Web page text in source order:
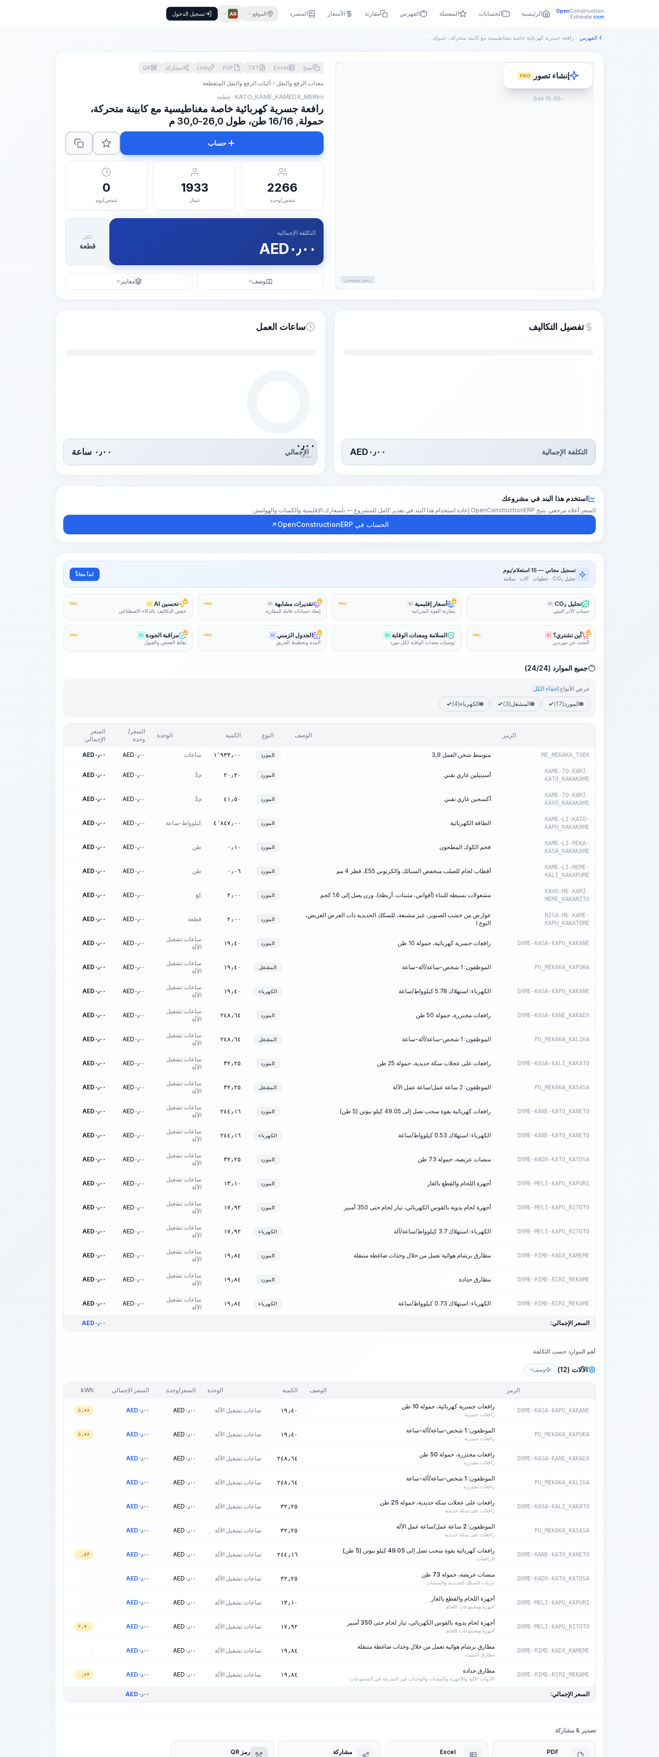
OpenConstruction
Estimate.com الرئيسية الحسابات المفضلة الفهرس مقارنة الأسعار المسرد الموقع AR تسجيل الدخول
الفهرس رافعة جسرية كهربائية خاصة مغناطيسية مع كابينة متحركة، حمولة,...
رسم توضيحي
إنشاء تصور PRO
~15-30 Sek.
نسخ Excel
TXT
PDF
Link مشاركة QR
معدات الرفع والنقل
آليات الرفع والنقل المتقطعة
KATO_KAME_KAMEDX_MERIm · قطعة
رافعة جسرية كهربائية خاصة مغناطيسية مع كابينة متحركة،
حمولة, 16/16 طن، طول 26,0-30,0 م
حساب
2266
شخص/وحدة
1933
عمال
0
شخص/يوم
التكلفة الإجمالية
AED٠٫٠٠
لكل
قطعة
وصفKI معايير KI
تفصيل التكاليف
التكلفة الإجمالية AED٠٫٠٠
ساعات العمل
٠٫٠٠
ساعة
الإجمالي ٠٫٠٠ ساعة
استخدم هذا البند في مشروعك
السعر أعلاه مرجعي. يتيح OpenConstructionERP إعادة استخدام هذا البند في تقدير كامل للمشروع — بأسعارك الإقليمية والكميات والهوامش.
الحساب في OpenConstructionERP
تسجيل مجاني — 15 استعلام/يوم
تحليل CO₂ · خطوات · آلات · سلامة
ابدأ مجاناً
تحليل CO₂ KI
حساب الأثر البيئي
أسعار إقليمية KI
PRO
مقارنة القوة الشرائية
تقديرات مشابهة KI
PRO
إيجاد حسابات قابلة للمقارنة
تحسين AI KI
PRO
خفض التكاليف بالذكاء الاصطناعي
أين تشتري؟ KI
PRO
البحث عن موردين
السلامة ومعدات الوقاية KI
توصيات معدات الوقاية لكل مورد
الجدول الزمني KI
PRO
المدة وتخطيط الفريق
مراقبة الجودة KI
PRO
نقاط الفحص والقبول
جميع الموارد (24/24)
عرض الأنواع:إخفاء الكل
المورد(17) المشغل(3) الكهرباء(4)
الرمز الوصف النوع الكمية الوحدة
السعر/
وحدة
السعر
الإجمالي
ME_MEKAKA_TODX متوسط شحن العمل 3,9 المورد ١٬٩٣٣٫٠٠ ساعات AED ٠٫٠٠ AED ٠٫٠٠
KAME-TO-KARI-
KATO_KAKAKAME
أسيتيلين غازي تقني المورد ٢٠٫٢٠ م3 AED ٠٫٠٠ AED ٠٫٠٠
KAME-TO-KARI-
KAVO_KAKAKAME
أكسجين غازي تقني المورد ٤١٫٥٠ م3 AED ٠٫٠٠ AED ٠٫٠٠
KAME-LI-KATO-
KAPU_KAKAKAME
الطاقة الكهربائية المورد ٤٬٨٤٧٫٠٠ كيلوواط-ساعة AED ٠٫٠٠ AED ٠٫٠٠
KAME-LI-MEKA-
KASA_KAKAKAME
فحم الكوك المطحون المورد ٠٫١٠ طن AED ٠٫٠٠ AED ٠٫٠٠
KAME-LI-MEME-
KALI_KAKAPUME
أقطاب لحام للصلب منخفض السبائك والكربوني E55، قطر 4 مم المورد ٠٫٠٦ طن AED ٠٫٠٠ AED ٠٫٠٠
KAVO-ME-KARI-
MEME_KAKARITO
مشغولات بسيطة للبناء (أقواس، مثبتات، أربطة)، وزن يصل إلى 1.6 كجم المورد ٢٫٠٠ كغ AED ٠٫٠٠ AED ٠٫٠٠
RISA-ME-KAME-
KAPU_KAKATOME
عوارض من خشب الصنوبر، غير مشبعة، للسكك الحديدية ذات العرض العريض،
النوع I
المورد ٢٫٠٠ قطعة AED ٠٫٠٠ AED ٠٫٠٠
DXME-KASA-KAPU_KAKANE رافعات جسرية كهربائية، حمولة 10 طن المورد ١٩٫٤٠
ساعات تشغيل
الآلة
AED ٠٫٠٠ AED ٠٫٠٠
PU_MEKAKA_KAPUKA الموظفون: 1 شخص-ساعة/آلة-ساعة المشغل ١٩٫٤٠
ساعات تشغيل
الآلة
AED ٠٫٠٠ AED ٠٫٠٠
DXME-KASA-KAPU_KAKANE الكهرباء: استهلاك 5.78 كيلوواط/ساعة الكهرباء ١٩٫٤٠
ساعات تشغيل
الآلة
AED ٠٫٠٠ AED ٠٫٠٠
DXME-KASA-KANE_KAKADX رافعات مجنزرة، حمولة 50 طن المورد ٢٤٨٫٦٤
ساعات تشغيل
الآلة
AED ٠٫٠٠ AED ٠٫٠٠
PU_MEKAKA_KALIKA الموظفون: 1 شخص-ساعة/آلة-ساعة المشغل ٢٤٨٫٦٤
ساعات تشغيل
الآلة
AED ٠٫٠٠ AED ٠٫٠٠
DXME-KASA-KALI_KAKATO رافعات على عجلات سكة حديدية، حمولة 25 طن المورد ٣٢٫٢٥
ساعات تشغيل
الآلة
AED ٠٫٠٠ AED ٠٫٠٠
PU_MEKAKA_KASASA الموظفون: 2 ساعة عمل/ساعة عمل الآلة المشغل ٣٢٫٢٥
ساعات تشغيل
الآلة
AED ٠٫٠٠ AED ٠٫٠٠
DXME-KANE-KATO_KANETO رافعات كهربائية بقوة سحب تصل إلى 49.05 كيلو نيوتن (5 طن) المورد ٢٤٤٫١٦
ساعات تشغيل
الآلة
AED ٠٫٠٠ AED ٠٫٠٠
DXME-KANE-KATO_KANETO الكهرباء: استهلاك 0.53 كيلوواط/ساعة الكهرباء ٢٤٤٫١٦
ساعات تشغيل
الآلة
AED ٠٫٠٠ AED ٠٫٠٠
DXME-KADX-KATO_KATOSA منصات عريضة، حمولة 73 طن المورد ٣٢٫٢٥
ساعات تشغيل
الآلة
AED ٠٫٠٠ AED ٠٫٠٠
DXME-MELI-KAPU_KAPURI أجهزة اللحام والقطع بالغاز المورد ١٣٫١٠
ساعات تشغيل
الآلة
AED ٠٫٠٠ AED ٠٫٠٠
DXME-MELI-KAPU_RITOTO أجهزة لحام يدوية بالقوس الكهربائي، تيار لحام حتى 350 أمبير المورد ١٧٫٩٢
ساعات تشغيل
الآلة
AED ٠٫٠٠ AED ٠٫٠٠
DXME-MELI-KAPU_RITOTO الكهرباء: استهلاك 3.7 كيلوواط/ساعة/آلة الكهرباء ١٧٫٩٢
ساعات تشغيل
الآلة
AED ٠٫٠٠ AED ٠٫٠٠
DXME-RIME-KADX_KAMEME مطارق برشام هوائية تعمل من خلال وحدات ضاغطة متنقلة المورد ١٩٫٨٤
ساعات تشغيل
الآلة
AED ٠٫٠٠ AED ٠٫٠٠
DXME-RIME-RIRI_MEKAME مطارق حدادة المورد ١٩٫٨٤
ساعات تشغيل
الآلة
AED ٠٫٠٠ AED ٠٫٠٠
DXME-RIME-RIRI_MEKAME الكهرباء: استهلاك 0.73 كيلوواط/ساعة الكهرباء ١٩٫٨٤
ساعات تشغيل
الآلة
AED ٠٫٠٠ AED ٠٫٠٠
السعر الإجمالي: AED ٠٫٠٠
أهم الموارد حسب التكلفة
الآلات (12) وصفKI
الرمز الوصف الكمية الوحدة السعر/وحدة السعر الإجمالي kWh
DXME-KASA-KAPU_KAKANE
رافعات جسرية كهربائية، حمولة 10 طن
رافعات جسرية
١٩٫٤٠ ساعات تشغيل الآلة AED ٠٫٠٠ AED ٠٫٠٠ ٥٫٧٨
PU_MEKAKA_KAPUKA
الموظفون: 1 شخص-ساعة/آلة-ساعة
رافعات جسرية
١٩٫٤٠ ساعات تشغيل الآلة AED ٠٫٠٠ AED ٠٫٠٠ ٥٫٧٨
DXME-KASA-KANE_KAKADX
رافعات مجنزرة، حمولة 50 طن
رافعات مجنزرة
٢٤٨٫٦٤ ساعات تشغيل الآلة AED ٠٫٠٠ AED ٠٫٠٠ -
PU_MEKAKA_KALIKA
الموظفون: 1 شخص-ساعة/آلة-ساعة
رافعات مجنزرة
٢٤٨٫٦٤ ساعات تشغيل الآلة AED ٠٫٠٠ AED ٠٫٠٠ -
DXME-KASA-KALI_KAKATO
رافعات على عجلات سكة حديدية، حمولة 25 طن
رافعات على سكة حديدية
٣٢٫٢٥ ساعات تشغيل الآلة AED ٠٫٠٠ AED ٠٫٠٠ -
PU_MEKAKA_KASASA
الموظفون: 2 ساعة عمل/ساعة عمل الآلة
رافعات على سكة حديدية
٣٢٫٢٥ ساعات تشغيل الآلة AED ٠٫٠٠ AED ٠٫٠٠ -
DXME-KANE-KATO_KANETO
رافعات كهربائية بقوة سحب تصل إلى 49.05 كيلو نيوتن (5 طن)
الرافعات
٢٤٤٫١٦ ساعات تشغيل الآلة AED ٠٫٠٠ AED ٠٫٠٠ ٠٫٥٣
DXME-KADX-KATO_KATOSA
منصات عريضة، حمولة 73 طن
عربات السكك الحديدية والمنصات
٣٢٫٢٥ ساعات تشغيل الآلة AED ٠٫٠٠ AED ٠٫٠٠ -
DXME-MELI-KAPU_KAPURI
أجهزة اللحام والقطع بالغاز
أجهزة ومجموعات اللحام
١٣٫١٠ ساعات تشغيل الآلة AED ٠٫٠٠ AED ٠٫٠٠ -
DXME-MELI-KAPU_RITOTO
أجهزة لحام يدوية بالقوس الكهربائي، تيار لحام حتى 350 أمبير
أجهزة ومجموعات اللحام
١٧٫٩٢ ساعات تشغيل الآلة AED ٠٫٠٠ AED ٠٫٠٠ ٣٫٧٠
DXME-RIME-KADX_KAMEME
مطارق برشام هوائية تعمل من خلال وحدات ضاغطة متنقلة
مطارق التثبيت
١٩٫٨٤ ساعات تشغيل الآلة AED ٠٫٠٠ AED ٠٫٠٠ -
DXME-RIME-RIRI_MEKAME
مطارق حدادة
الأدوات الآلية والأجهزة والمعدات والوحدات غير المدرجة في المجموعات
١٩٫٨٤ ساعات تشغيل الآلة AED ٠٫٠٠ AED ٠٫٠٠ ٠٫٧٣
السعر الإجمالي: AED ٠٫٠٠
تصدير & مشاركة
PDF
Excel مشاركة رمز QR